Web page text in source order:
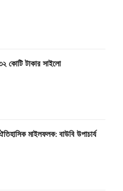
কোটি টাকার সাইলো
মাইলফলক: বাউবি উপাচার্য